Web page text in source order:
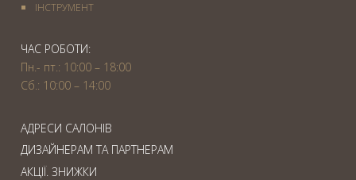
IНСТРУМЕНТ
ЧАС РОБОТИ:
Пн.- пт.: 10:00 – 18:00
Сб.: 10:00 – 14:00
АДРЕСИ САЛОНІВ
ДИЗАЙНЕРАМ ТА ПАРТНЕРАМ
АКЦІЇ. ЗНИЖКИ